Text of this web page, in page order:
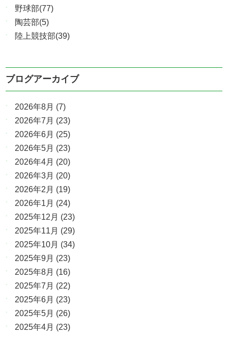
野球部(77)
陶芸部(5)
陸上競技部(39)
ブログアーカイブ
2026年8月 (7)
2026年7月 (23)
2026年6月 (25)
2026年5月 (23)
2026年4月 (20)
2026年3月 (20)
2026年2月 (19)
2026年1月 (24)
2025年12月 (23)
2025年11月 (29)
2025年10月 (34)
2025年9月 (23)
2025年8月 (16)
2025年7月 (22)
2025年6月 (23)
2025年5月 (26)
2025年4月 (23)